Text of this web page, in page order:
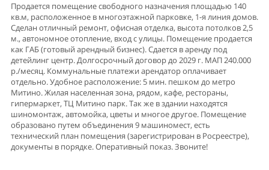
Продается помещение свободного назначения площадью 140
кв.м, расположенное в многоэтажной парковке, 1-я линия домов.
Сделан отличный ремонт, офисная отделка, высота потолков 2,5
м., автономное отопление, вход с улицы. Помещение продается
как ГАБ (готовый арендный бизнес). Сдается в аренду под
детейлинг центр. Долгосрочный договор до 2029 г. МАП 240.000
р./месяц. Коммунальные платежи арендатор оплачивает
отдельно. Удобное расположение: 5 мин. пешком до метро
Митино. Жилая населенная зона, рядом, кафе, рестораны,
гипермаркет, ТЦ Митино парк. Так же в здании находятся
шиномонтаж, автомойка, цветы и многое другое. Помещение
образовано путем объединения 9 машиномест, есть
технический план помещения (зарегистрирован в Росреестре),
документы в порядке. Оперативный показ. Звоните!